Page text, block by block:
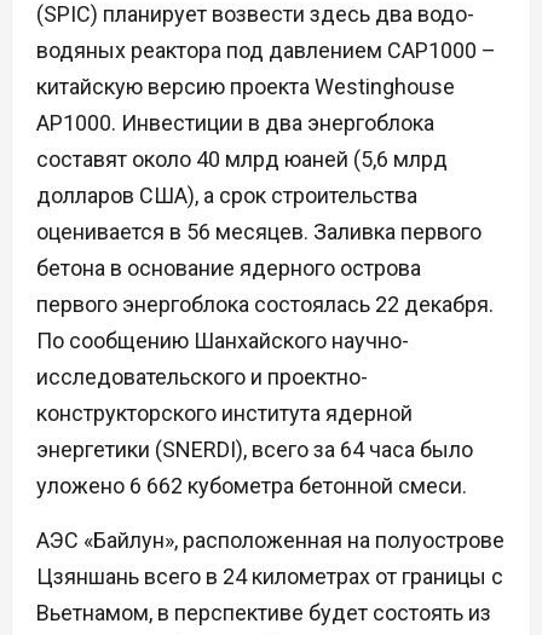
(SPIC) планирует возвести здесь два водо-
водяных реактора под давлением CAP1000 –
китайскую версию проекта Westinghouse
AP1000. Инвестиции в два энергоблока
составят около 40 млрд юаней (5,6 млрд
долларов США), а срок строительства
оценивается в 56 месяцев. Заливка первого
бетона в основание ядерного острова
первого энергоблока состоялась 22 декабря.
По сообщению Шанхайского научно-
исследовательского и проектно-
конструкторского института ядерной
энергетики (SNERDI), всего за 64 часа было
уложено 6 662 кубометра бетонной смеси.
АЭС «Байлун», расположенная на полуострове
Цзяншань всего в 24 километрах от границы с
Вьетнамом, в перспективе будет состоять из